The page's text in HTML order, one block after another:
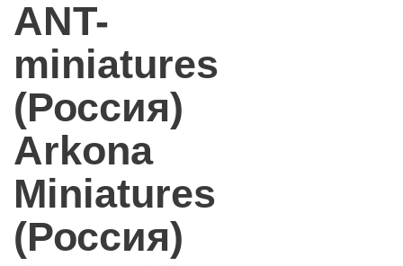
ANT-
miniatures
(Россия)
Arkona
Miniatures
(Россия)